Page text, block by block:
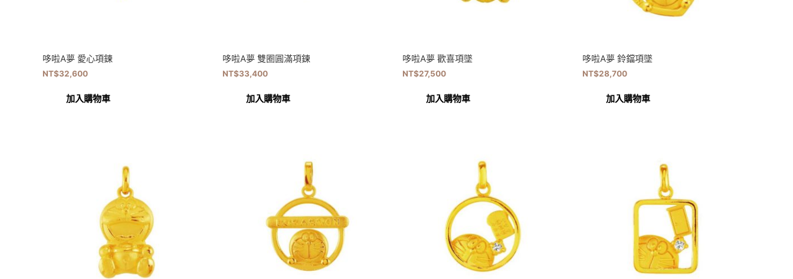
哆啦A夢 愛心項鍊
NT$32,600
加入購物車
哆啦A夢 雙圈圓滿項鍊
NT$33,400
加入購物車
哆啦A夢 歡喜項墜
NT$27,500
加入購物車
哆啦A夢 鈴鐺項墜
NT$28,700
加入購物車